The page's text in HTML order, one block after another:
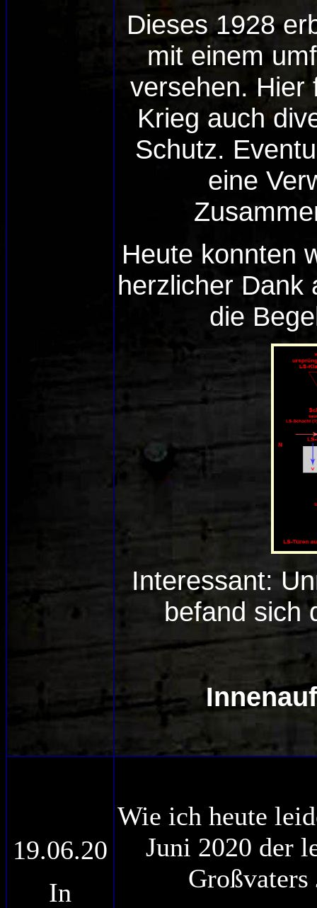
Dieses 1928
mit einem
versehen. Hier
Krieg auch
Schutz.
eine
Heute konnten
herzlicher Dank
die
Interessant:
befand sich
19.06.20
In
Wie ich heute
Juni 2020 der
Großvaters